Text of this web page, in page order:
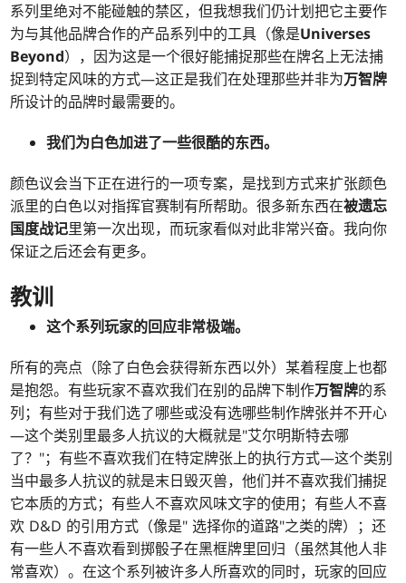
系列里绝对不能碰触的禁区，但我想我们仍计划把它主要作
为与其他品牌合作的产品系列中的工具（像是Universes
Beyond），因为这是一个很好能捕捉那些在牌名上无法捕
捉到特定风味的方式—这正是我们在处理那些并非为万智牌
所设计的品牌时最需要的。
我们为白色加进了一些很酷的东西。
颜色议会当下正在进行的一项专案，是找到方式来扩张颜色
派里的白色以对指挥官赛制有所帮助。很多新东西在被遗忘
国度战记里第一次出现，而玩家看似对此非常兴奋。我向你
保证之后还会有更多。
教训
这个系列玩家的回应非常极端。
所有的亮点（除了白色会获得新东西以外）某着程度上也都
是抱怨。有些玩家不喜欢我们在别的品牌下制作万智牌的系
列；有些对于我们选了哪些或没有选哪些制作牌张并不开心
—这个类别里最多人抗议的大概就是"艾尔明斯特去哪
了？"；有些不喜欢我们在特定牌张上的执行方式—这个类别
当中最多人抗议的就是末日毁灭兽，他们并不喜欢我们捕捉
它本质的方式；有些人不喜欢风味文字的使用；有些人不喜
欢 D&D 的引用方式（像是" 选择你的道路"之类的牌）；还
有一些人不喜欢看到掷骰子在黑框牌里回归（虽然其他人非
常喜欢）。在这个系列被许多人所喜欢的同时，玩家的回应